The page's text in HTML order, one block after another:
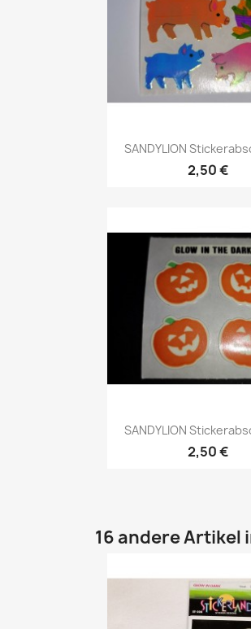
SANDYLION
2,50 €
SANDYLION
2,50 €
16 andere Artikel